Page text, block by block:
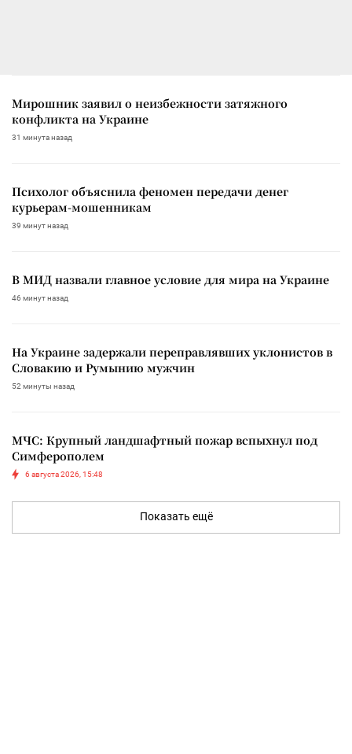
Мирошник заявил о неизбежности затяжного
конфликта на Украине
31 минута назад
Психолог объяснила феномен передачи денег
курьерам-мошенникам
39 минут назад
В МИД назвали главное условие для мира на Украине
46 минут назад
На Украине задержали переправлявших уклонистов в
Словакию и Румынию мужчин
52 минуты назад
МЧС: Крупный ландшафтный пожар вспыхнул под
Симферополем
6 августа 2026, 15:48
Показать ещё